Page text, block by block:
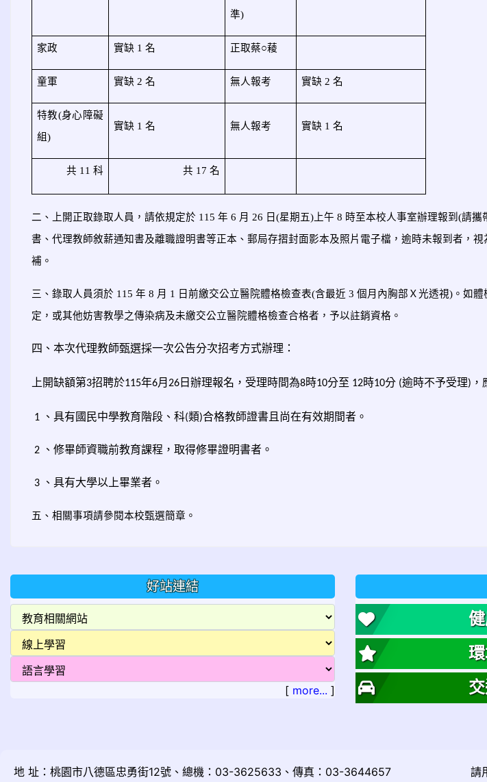
準)
家政 實缺 1 名 正取蔡○薐
童軍 實缺 2 名 無人報考 實缺 2 名
特教(身心障礙
組)
實缺 1 名 無人報考 實缺 1 名
共 11 科 共 17 名
二、上開正取錄取人員，請依規定於 115 年 6 月 26 日(星期五)上午 8 時至本校人事室辦理報到(請
書、代理教師敘薪通知書及離職證明書等正本、郵局存摺封面影本及照片電子檔，逾時未報到者，
補。
三、錄取人員須於 115 年 8 月 1 日前繳交公立醫院體格檢查表(含最近 3 個月內胸部Ｘ光透視)。如
定，或其他妨害教學之傳染病及未繳交公立醫院體格檢查合格者，予以註銷資格。
四、本次代理教師甄選採一次公告分次招考方式辦理：
上開缺額第3招聘於115年6月 26 日辦理報名，受理時間為8時10分至 12時10分 (逾時不予受理)
1 、具有國民中學教育階段、科(類)合格教師證書且尚在有效期間者。
2 、修畢師資職前教育課程，取得修畢證明書者。
3 、具有大學以上畢業者。
五、相關事項請參閱本校甄選簡章。
好站連結
[ more... ]
地 址：桃園市八德區忠勇街12號、總機：03-3625633、傳真：03-3644657
請